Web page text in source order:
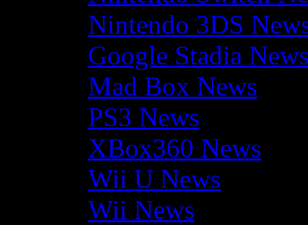
Nintendo 3DS
Google Stadia
Mad Box News
PS3 News
XBox360 News
Wii U News
Wii News